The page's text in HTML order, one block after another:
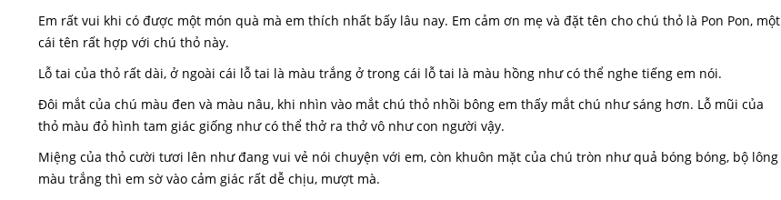
Em rất vui khi có được một món quà mà em thích nhất bấy lâu nay. Em cảm ơn mẹ và đặt tên cho chú thỏ là Pon Pon, một
cái tên rất hợp với chú thỏ này.
Lỗ tai của thỏ rất dài, ở ngoài cái lỗ tai là màu trắng ở trong cái lỗ tai là màu hồng như có thể nghe tiếng em nói.
Đôi mắt của chú màu đen và màu nâu, khi nhìn vào mắt chú thỏ nhồi bông em thấy mắt chú như sáng hơn. Lỗ mũi của
thỏ màu đỏ hình tam giác giống như có thể thở ra thở vô như con người vậy.
Miệng của thỏ cười tươi lên như đang vui vẻ nói chuyện với em, còn khuôn mặt của chú tròn như quả bóng bóng, bộ lông
màu trắng thì em sờ vào cảm giác rất dễ chịu, mượt mà.